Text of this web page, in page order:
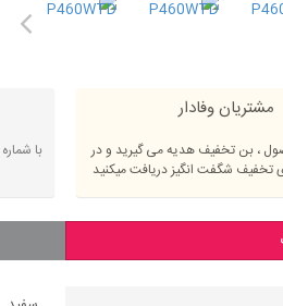
مشتریان وفادار
، بن تخفیف هدیه می گیرید و در
تخفیف شگفت انگیز دریافت میکنید
با شماره